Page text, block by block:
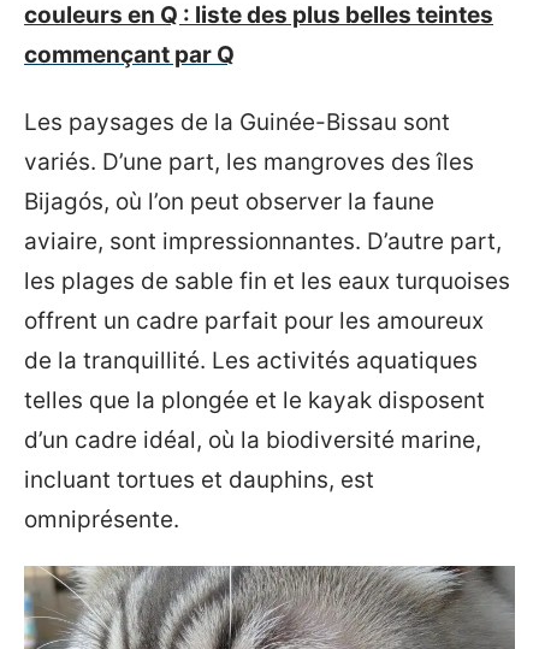
couleurs en Q : liste des plus belles teintes
commençant par Q
Les paysages de la Guinée-Bissau sont
variés. D’une part, les mangroves des îles
Bijagós, où l’on peut observer la faune
aviaire, sont impressionnantes. D’autre part,
les plages de sable fin et les eaux turquoises
offrent un cadre parfait pour les amoureux
de la tranquillité. Les activités aquatiques
telles que la plongée et le kayak disposent
d’un cadre idéal, où la biodiversité marine,
incluant tortues et dauphins, est
omniprésente.